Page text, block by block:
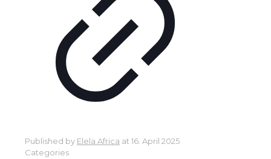
Published by Elela Africa at 16. April 2025
Categories